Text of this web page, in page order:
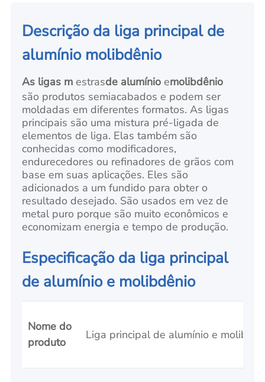
Descrição da liga principal de
alumínio molibdênio
As ligas m estrasde alumínio emolibdênio
são produtos semiacabados e podem ser
moldadas em diferentes formatos. As ligas
principais são uma mistura pré-ligada de
elementos de liga. Elas também são
conhecidas como modificadores,
endurecedores ou refinadores de grãos com
base em suas aplicações. Eles são
adicionados a um fundido para obter o
resultado desejado. São usados em vez de
metal puro porque são muito econômicos e
economizam energia e tempo de produção.
Especificação da liga principal
de alumínio e molibdênio
Nome do
produto
Liga principal de alumínio e